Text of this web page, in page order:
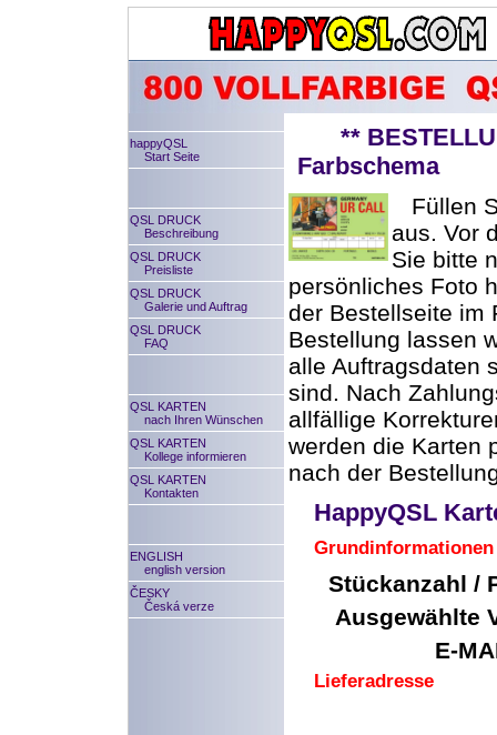
happyQSL
Start Seite
QSL DRUCK
Beschreibung
QSL DRUCK
Preisliste
QSL DRUCK
Galerie und Auftrag
QSL DRUCK
FAQ
QSL KARTEN
nach Ihren Wünschen
QSL KARTEN
Kollege informieren
QSL KARTEN
Kontakten
ENGLISH
english version
ČESKY
Česká verze
**
Farbschema
Füllen
aus. Vor
Sie bitte
persönliches Foto
der Bestellseite im
Bestellung lassen
alle Auftragsdaten
sind. Nach
allfällige
werden die Karten
nach der
HappyQSL
Grundinformationen
Stückanzahl /
Ausgewählte
E-
Lieferadresse